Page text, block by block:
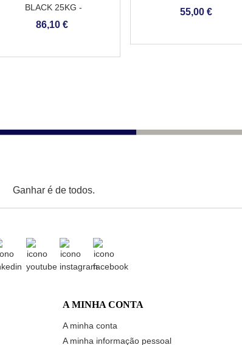
BLACK 25KG -
REVESTIMENTO CONTÍNUO
86,10 €
55,00 €
Ganhar é de todos.
A MINHA CONTA
A minha conta
A minha informação pessoal